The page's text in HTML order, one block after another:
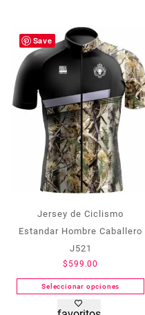
opciones
se
pueden
elegir
en
la
página
de
producto
Save
Jersey de Ciclismo
Estandar Hombre Caballero
J521
$ 599.00
Seleccionar opciones
Este